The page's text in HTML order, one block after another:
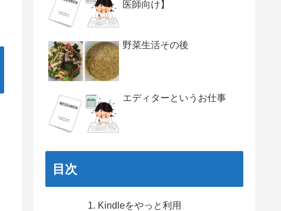
医師向け】
野菜生活その後
エディターというお仕事
目次
Kindleをやっと利用